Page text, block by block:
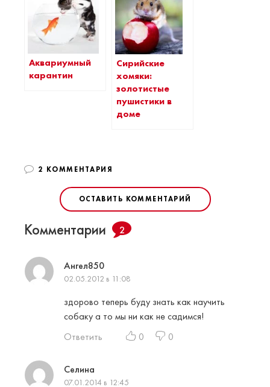
Аквариумный
карантин
Сирийские
хомяки:
золотистые
пушистики в
доме
2 КОММЕНТАРИЯ
ОСТАВИТЬ КОММЕНТАРИЙ
Комментарии 2
Ангел850
02.05.2012 в 11:08
здорово теперь буду знать как научить
собаку а то мы ни как не садимся!
Ответить
0 0
Селина
07.01.2014 в 12:45